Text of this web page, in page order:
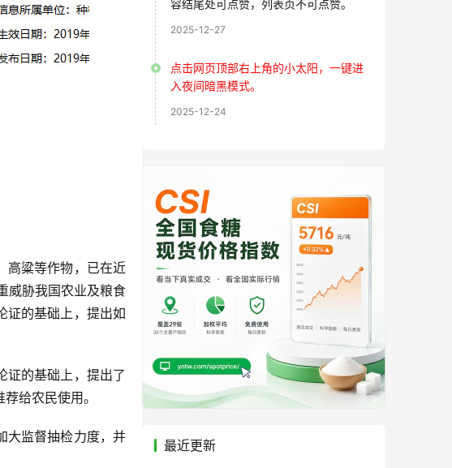
高粱等作物，已在近
威胁我国农业及粮食
证的基础上，提出如
证的基础上，提出了
给农民使用。
大监督抽检力度，并
容结尾处可点赞，列表页不可点赞。
2025-12-27
点击网页顶部右上角的小太阳，一键进
入夜间暗黑模式。
2025-12-24
最近更新